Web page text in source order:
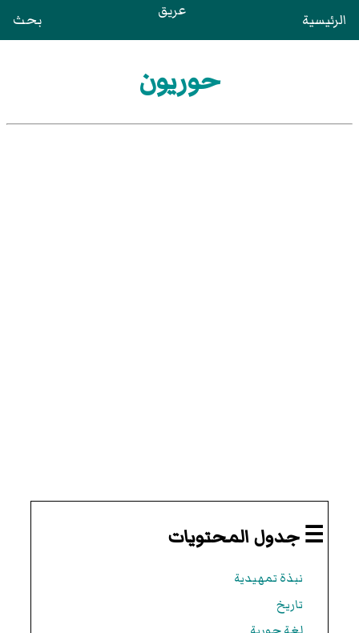
الرئيسية عريق بحث
حوريون
☰ جدول المحتويات
نبذة تمهيدية
تاريخ